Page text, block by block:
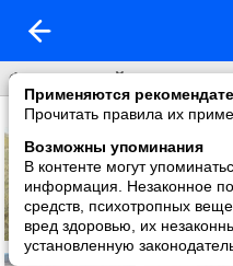
Применяются
Прочитать правила их
Возможны упоминания
В контенте могут
информация. Незаконное
средств, психотропных
вред здоровью, их
установленную
Фото со мной